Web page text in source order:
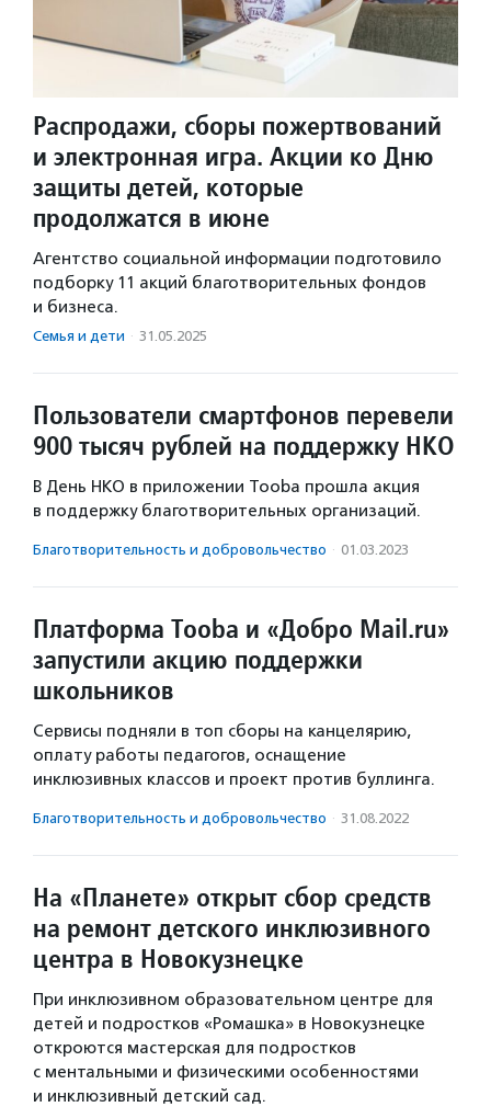
Распродажи, сборы пожертвований
и электронная игра. Акции ко Дню
защиты детей, которые
продолжатся в июне
Агентство социальной информации подготовило
подборку 11 акций благотворительных фондов
и бизнеса.
Семья и дети · 31.05.2025
Пользователи смартфонов перевели
900 тысяч рублей на поддержку НКО
В День НКО в приложении Tooba прошла акция
в поддержку благотворительных организаций.
Благотвори­тель­ность и доброволь­чест­во · 01.03.2023
Платформа Tooba и «Добро Mail.ru»
запустили акцию поддержки
школьников
Сервисы подняли в топ сборы на канцелярию,
оплату работы педагогов, оснащение
инклюзивных классов и проект против буллинга.
Благотвори­тель­ность и доброволь­чест­во · 31.08.2022
На «Планете» открыт сбор средств
на ремонт детского инклюзивного
центра в Новокузнецке
При инклюзивном образовательном центре для
детей и подростков «Ромашка» в Новокузнецке
откроются мастерская для подростков
с ментальными и физическими особенностями
и инклюзивный детский сад.